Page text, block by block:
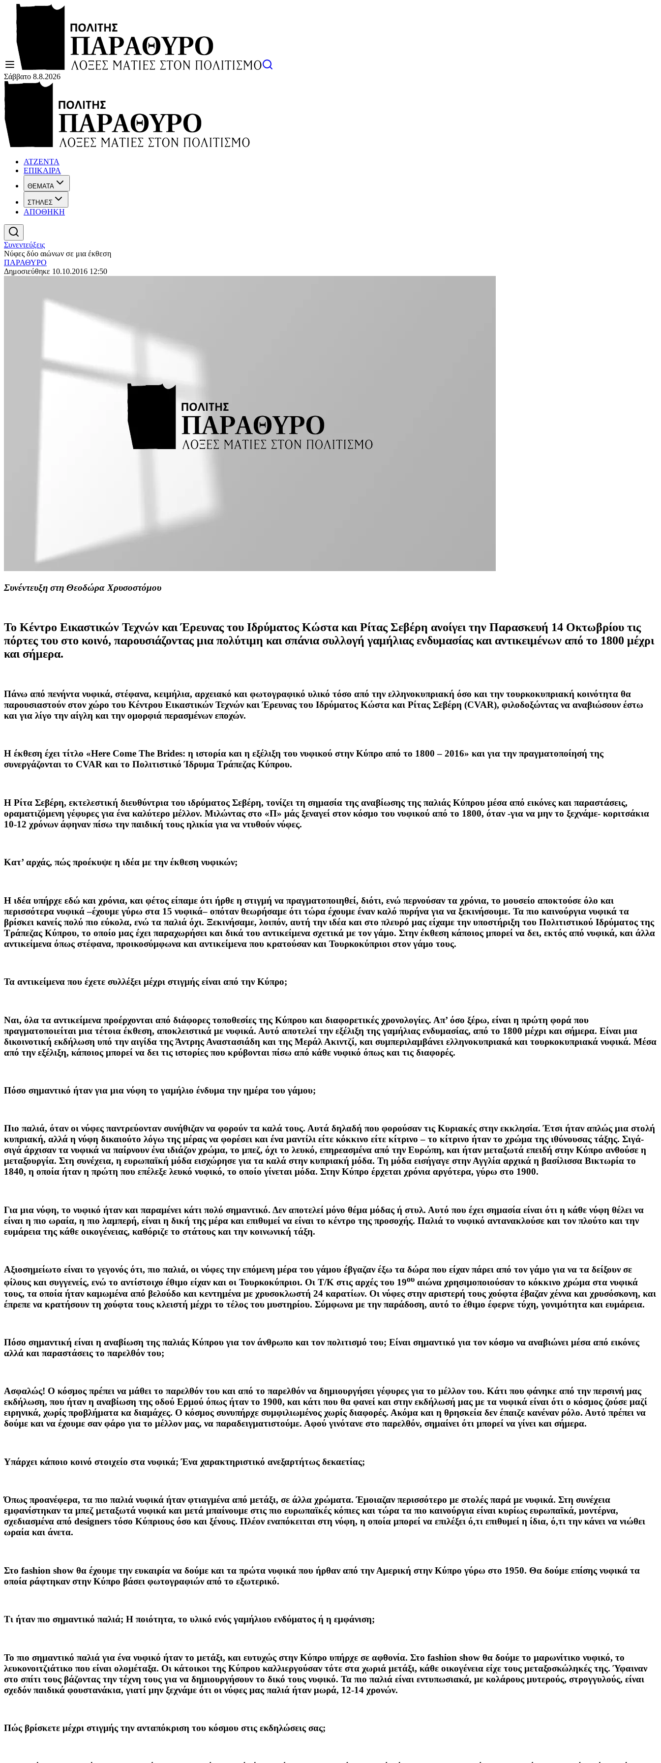
Σάββατο 8.8.2026
ΑΤΖΕΝΤΑ
ΕΠΙΚΑΙΡΑ
ΘΕΜΑΤΑ
ΣΤΗΛΕΣ
ΑΠΟΘΗΚΗ
Συνεντεύξεις
Νύφες δύο αιώνων σε μια έκθεση
ΠΑΡΑΘΥΡΟ
Δημοσιεύθηκε 10.10.2016 12:50
Συνέντευξη στη Θεοδώρα Χρυσοστόμου
Το Κέντρο Εικαστικών Τεχνών και Έρευνας του Ιδρύματος Κώστα και Ρίτας Σεβέρη ανοίγει την Παρασκευή 14 Οκτωβρίου τις
πόρτες του στο κοινό, παρουσιάζοντας μια πολύτιμη και σπάνια συλλογή γαμήλιας ενδυμασίας και αντικειμένων από το 1800 μέχρι
και σήμερα.
Πάνω από πενήντα νυφικά, στέφανα, κειμήλια, αρχειακό και φωτογραφικό υλικό τόσο από την ελληνοκυπριακή όσο και την τουρκοκυπριακή κοινότητα θα
παρουσιαστούν στον χώρο του Κέντρου Εικαστικών Τεχνών και Έρευνας του Ιδρύματος Κώστα και Ρίτας Σεβέρη (CVAR), φιλοδοξώντας να αναβιώσουν έστω
και για λίγο την αίγλη και την ομορφιά περασμένων εποχών.
Η έκθεση έχει τίτλο «Here Come The Brides: η ιστορία και η εξέλιξη του νυφικού στην Κύπρο από το 1800 – 2016» και για την πραγματοποίησή της
συνεργάζονται το CVAR και το Πολιτιστικό Ίδρυμα Τράπεζας Κύπρου.
Η Ρίτα Σεβέρη, εκτελεστική διευθύντρια του ιδρύματος Σεβέρη, τονίζει τη σημασία της αναβίωσης της παλιάς Κύπρου μέσα από εικόνες και παραστάσεις,
οραματιζόμενη γέφυρες για ένα καλύτερο μέλλον. Μιλώντας στο «Π» μάς ξεναγεί στον κόσμο του νυφικού από το 1800, όταν -για να μην το ξεχνάμε- κοριτσάκια
10-12 χρόνων άφηναν πίσω την παιδική τους ηλικία για να ντυθούν νύφες.
Κατ’ αρχάς, πώς προέκυψε η ιδέα με την έκθεση νυφικών;
Η ιδέα υπήρχε εδώ και χρόνια, και φέτος είπαμε ότι ήρθε η στιγμή να πραγματοποιηθεί, διότι, ενώ περνούσαν τα χρόνια, το μουσείο αποκτούσε όλο και
περισσότερα νυφικά –έχουμε γύρω στα 15 νυφικά– οπόταν θεωρήσαμε ότι τώρα έχουμε έναν καλό πυρήνα για να ξεκινήσουμε. Τα πιο καινούργια νυφικά τα
βρίσκει κανείς πολύ πιο εύκολα, ενώ τα παλιά όχι. Ξεκινήσαμε, λοιπόν, αυτή την ιδέα και στο πλευρό μας είχαμε την υποστήριξη του Πολιτιστικού Ιδρύματος της
Τράπεζας Κύπρου, το οποίο μας έχει παραχωρήσει και δικά του αντικείμενα σχετικά με τον γάμο. Στην έκθεση κάποιος μπορεί να δει, εκτός από νυφικά, και άλλα
αντικείμενα όπως στέφανα, προικοσύμφωνα και αντικείμενα που κρατούσαν και Τουρκοκύπριοι στον γάμο τους.
Τα αντικείμενα που έχετε συλλέξει μέχρι στιγμής είναι από την Κύπρο;
Ναι, όλα τα αντικείμενα προέρχονται από διάφορες τοποθεσίες της Κύπρου και διαφορετικές χρονολογίες. Απ’ όσο ξέρω, είναι η πρώτη φορά που
πραγματοποιείται μια τέτοια έκθεση, αποκλειστικά με νυφικά. Αυτό αποτελεί την εξέλιξη της γαμήλιας ενδυμασίας, από το 1800 μέχρι και σήμερα. Είναι μια
δικοινοτική εκδήλωση υπό την αιγίδα της Άντρης Αναστασιάδη και της Μεράλ Ακιντζί, και συμπεριλαμβάνει ελληνοκυπριακά και τουρκοκυπριακά νυφικά. Μέσα
από την εξέλιξη, κάποιος μπορεί να δει τις ιστορίες που κρύβονται πίσω από κάθε νυφικό όπως και τις διαφορές.
Πόσο σημαντικό ήταν για μια νύφη το γαμήλιο ένδυμα την ημέρα του γάμου;
Πιο παλιά, όταν οι νύφες παντρεύονταν συνήθιζαν να φορούν τα καλά τους. Αυτά δηλαδή που φορούσαν τις Κυριακές στην εκκλησία. Έτσι ήταν απλώς μια στολή
κυπριακή, αλλά η νύφη δικαιούτο λόγω της μέρας να φορέσει και ένα μαντίλι είτε κόκκινο είτε κίτρινο – το κίτρινο ήταν το χρώμα της ιθύνουσας τάξης. Σιγά-
σιγά άρχισαν τα νυφικά να παίρνουν ένα ιδιάζον χρώμα, το μπεζ, όχι το λευκό, επηρεασμένα από την Ευρώπη, και ήταν μεταξωτά επειδή στην Κύπρο ανθούσε η
μεταξουργία. Στη συνέχεια, η ευρωπαϊκή μόδα εισχώρησε για τα καλά στην κυπριακή μόδα. Τη μόδα εισήγαγε στην Αγγλία αρχικά η βασίλισσα Βικτωρία το
1840, η οποία ήταν η πρώτη που επέλεξε λευκό νυφικό, το οποίο γίνεται μόδα. Στην Κύπρο έρχεται χρόνια αργότερα, γύρω στο 1900.
Για μια νύφη, το νυφικό ήταν και παραμένει κάτι πολύ σημαντικό. Δεν αποτελεί μόνο θέμα μόδας ή στυλ. Αυτό που έχει σημασία είναι ότι η κάθε νύφη θέλει να
είναι η πιο ωραία, η πιο λαμπερή, είναι η δική της μέρα και επιθυμεί να είναι το κέντρο της προσοχής. Παλιά το νυφικό αντανακλούσε και τον πλούτο και την
ευμάρεια της κάθε οικογένειας, καθόριζε το στάτους και την κοινωνική τάξη.
Αξιοσημείωτο είναι το γεγονός ότι, πιο παλιά, οι νύφες την επόμενη μέρα του γάμου έβγαζαν έξω τα δώρα που είχαν πάρει από τον γάμο για να τα δείξουν σε
φίλους και συγγενείς, ενώ το αντίστοιχο έθιμο είχαν και οι Τουρκοκύπριοι. Οι Τ/Κ στις αρχές του 19ου αιώνα χρησιμοποιούσαν το κόκκινο χρώμα στα νυφικά
τους, τα οποία ήταν καμωμένα από βελούδο και κεντημένα με χρυσοκλωστή 24 καρατίων. Οι νύφες στην αριστερή τους χούφτα έβαζαν χέννα και χρυσόσκονη, και
έπρεπε να κρατήσουν τη χούφτα τους κλειστή μέχρι το τέλος του μυστηρίου. Σύμφωνα με την παράδοση, αυτό το έθιμο έφερνε τύχη, γονιμότητα και ευμάρεια.
Πόσο σημαντική είναι η αναβίωση της παλιάς Κύπρου για τον άνθρωπο και τον πολιτισμό του; Είναι σημαντικό για τον κόσμο να αναβιώνει μέσα από εικόνες
αλλά και παραστάσεις το παρελθόν του;
Ασφαλώς! Ο κόσμος πρέπει να μάθει το παρελθόν του και από το παρελθόν να δημιουργήσει γέφυρες για το μέλλον του. Κάτι που φάνηκε από την περσινή μας
εκδήλωση, που ήταν η αναβίωση της οδού Ερμού όπως ήταν το 1900, και κάτι που θα φανεί και στην εκδήλωσή μας με τα νυφικά είναι ότι ο κόσμος ζούσε μαζί
ειρηνικά, χωρίς προβλήματα κα διαμάχες. Ο κόσμος συνυπήρχε συμφιλιωμένος χωρίς διαφορές. Ακόμα και η θρησκεία δεν έπαιζε κανέναν ρόλο. Αυτό πρέπει να
δούμε και να έχουμε σαν φάρο για το μέλλον μας, να παραδειγματιστούμε. Αφού γινότανε στο παρελθόν, σημαίνει ότι μπορεί να γίνει και σήμερα.
Υπάρχει κάποιο κοινό στοιχείο στα νυφικά; Ένα χαρακτηριστικό ανεξαρτήτως δεκαετίας;
Όπως προανέφερα, τα πιο παλιά νυφικά ήταν φτιαγμένα από μετάξι, σε άλλα χρώματα. Έμοιαζαν περισσότερο με στολές παρά με νυφικά. Στη συνέχεια
εμφανίστηκαν τα μπεζ μεταξωτά νυφικά και μετά μπαίνουμε στις πιο ευρωπαϊκές κόπιες και τώρα τα πιο καινούργια είναι κυρίως ευρωπαϊκά, μοντέρνα,
σχεδιασμένα από designers τόσο Κύπριους όσο και ξένους. Πλέον εναπόκειται στη νύφη, η οποία μπορεί να επιλέξει ό,τι επιθυμεί η ίδια, ό,τι την κάνει να νιώθει
ωραία και άνετα.
Στο fashion show θα έχουμε την ευκαιρία να δούμε και τα πρώτα νυφικά που ήρθαν από την Αμερική στην Κύπρο γύρω στο 1950. Θα δούμε επίσης νυφικά τα
οποία ράφτηκαν στην Κύπρο βάσει φωτογραφιών από το εξωτερικό.
Τι ήταν πιο σημαντικό παλιά; Η ποιότητα, το υλικό ενός γαμήλιου ενδύματος ή η εμφάνιση;
Το πιο σημαντικό παλιά για ένα νυφικό ήταν το μετάξι, και ευτυχώς στην Κύπρο υπήρχε σε αφθονία. Στο fashion show θα δούμε το μαρωνίτικο νυφικό, το
λευκονοιτζιάτικο που είναι ολομέταξα. Οι κάτοικοι της Κύπρου καλλιεργούσαν τότε στα χωριά μετάξι, κάθε οικογένεια είχε τους μεταξοσκώληκές της. Ύφαιναν
στο σπίτι τους βάζοντας την τέχνη τους για να δημιουργήσουν το δικό τους νυφικό. Τα πιο παλιά είναι εντυπωσιακά, με κολάρους μυτερούς, στρογγυλούς, είναι
σχεδόν παιδικά φουστανάκια, γιατί μην ξεχνάμε ότι οι νύφες μας παλιά ήταν μωρά, 12-14 χρονών.
Πώς βρίσκετε μέχρι στιγμής την ανταπόκριση του κόσμου στις εκδηλώσεις σας;